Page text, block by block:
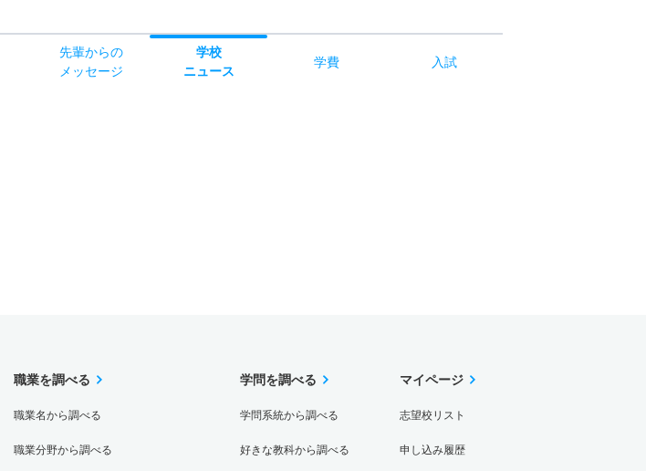
先輩からの
メッセージ
学校
ニュース
学費 入試
職業を調べる
職業名から調べる
職業分野から調べる
学問を調べる
学問系統から調べる
好きな教科から調べる
マイページ
志望校リスト
申し込み履歴